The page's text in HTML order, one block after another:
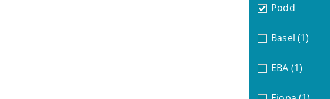
Podd
Basel (1)
EBA (1)